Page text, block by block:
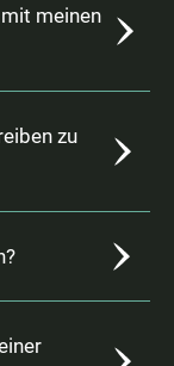
meinen
zu